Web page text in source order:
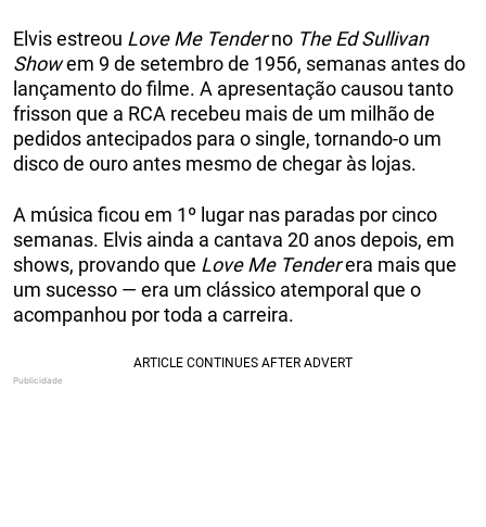
Elvis estreou Love Me Tenderno The Ed Sullivan
Showem 9 de setembro de 1956, semanas antes do
lançamento do filme. A apresentação causou tanto
frisson que a RCA recebeu mais de um milhão de
pedidos antecipados para o single, tornando-o um
disco de ouro antes mesmo de chegar às lojas.
A música ficou em 1º lugar nas paradas por cinco
semanas. Elvis ainda a cantava 20 anos depois, em
shows, provando que Love Me Tenderera mais que
um sucesso — era um clássico atemporal que o
acompanhou por toda a carreira.